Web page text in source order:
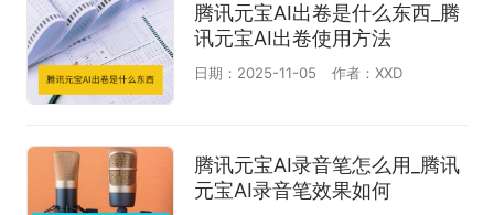
腾讯元宝AI出卷是什么东西_腾
讯元宝AI出卷使用方法
日期：2025-11-05 作者：XXD
腾讯元宝AI录音笔怎么用_腾讯
元宝AI录音笔效果如何